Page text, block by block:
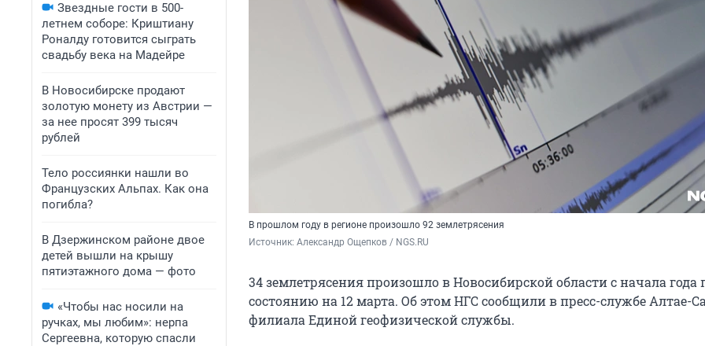
Звездные гости в 500-
летнем соборе: Криштиану
Роналду готовится сыграть
свадьбу века на Мадейре
В Новосибирске продают
золотую монету из Австрии —
за нее просят 399 тысяч
рублей
Тело россиянки нашли во
Французских Альпах. Как она
погибла?
В Дзержинском районе двое
детей вышли на крышу
пятиэтажного дома — фото
«Чтобы нас носили на
ручках, мы любим»: нерпа
Сергеевна, которую спасли
В прошлом году в регионе произошло 92 землетрясения
Источник: Александр Ощепков / NGS.RU
34 землетрясения произошло в Новосибирской области с начала года
состоянию на 12 марта. Об этом НГС сообщили в пресс-службе Алтае-
филиала Единой геофизической службы.